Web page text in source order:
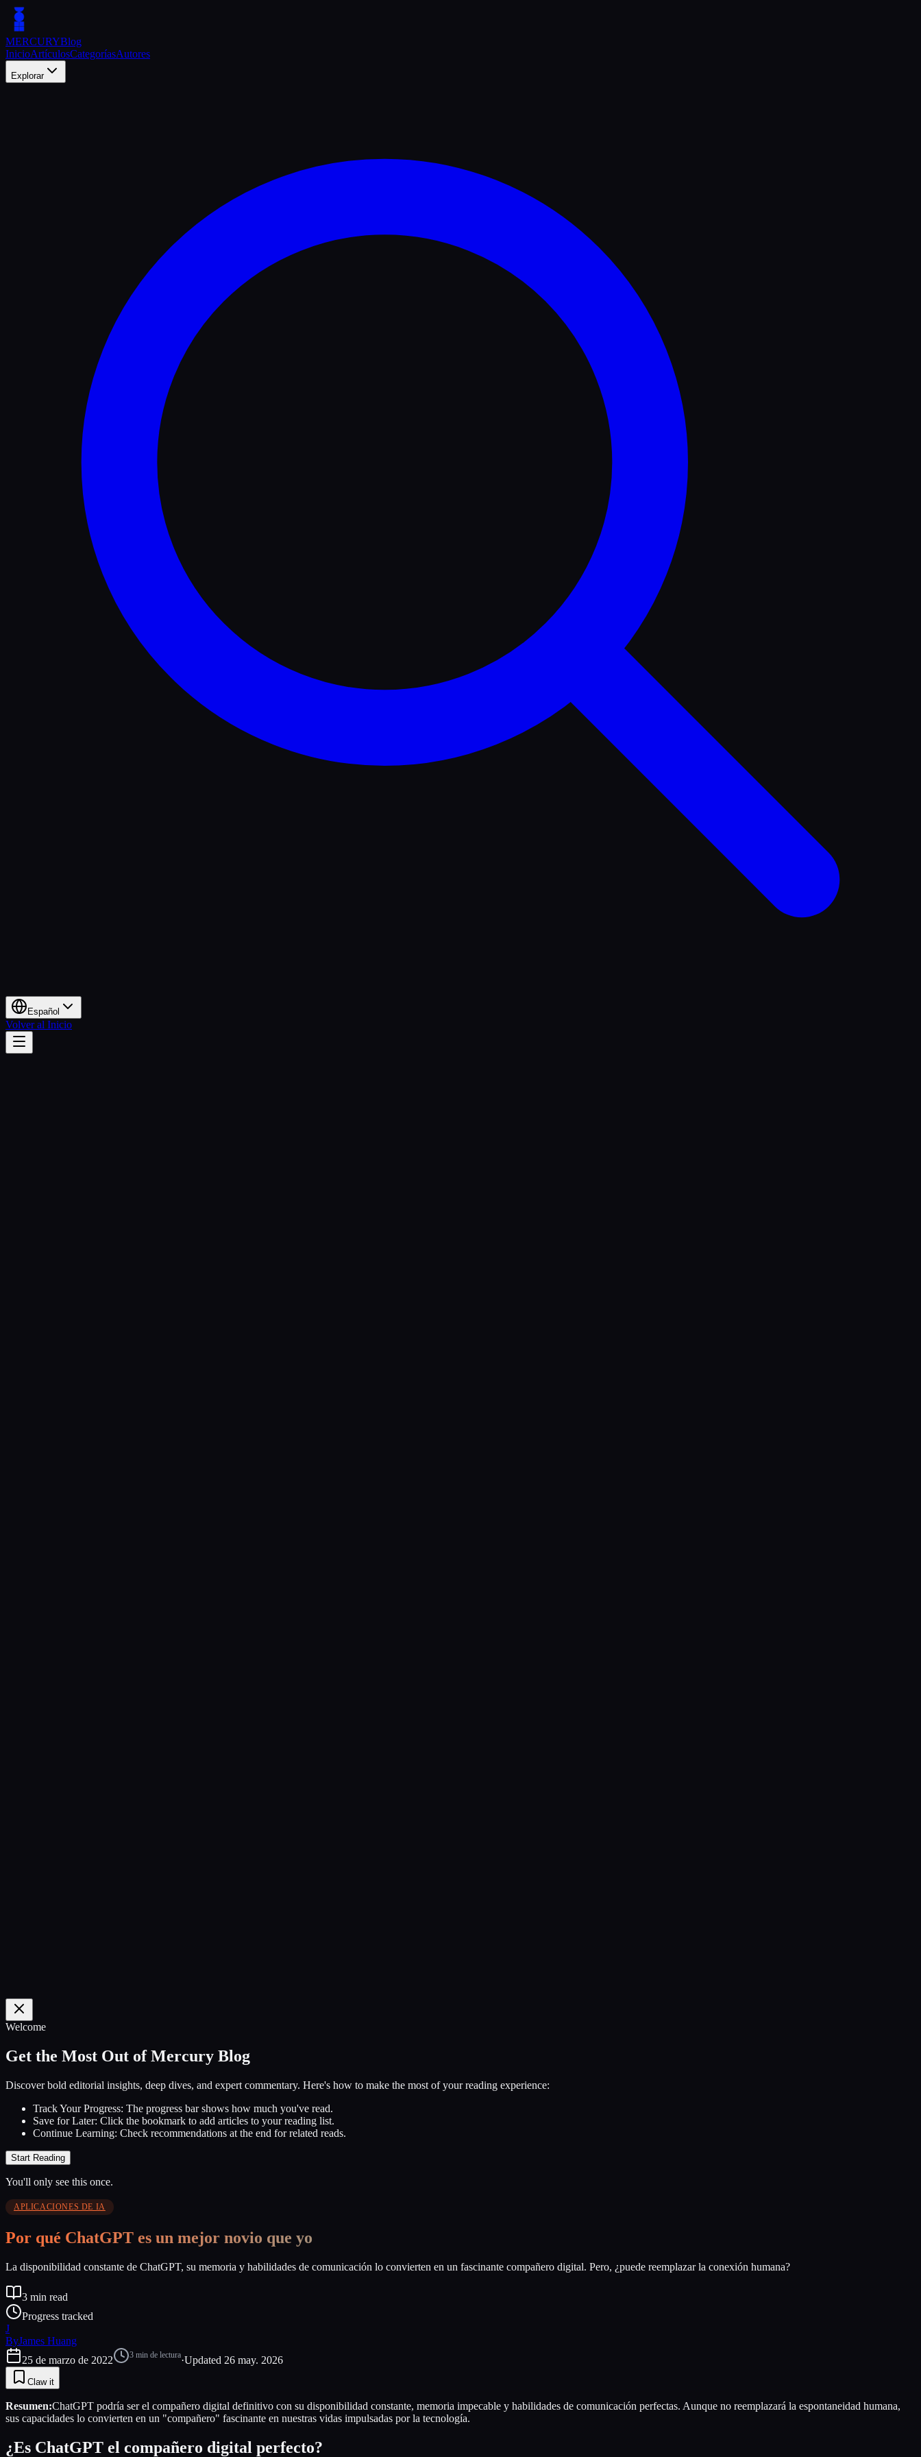
MERCURYBlog
InicioArtículosCategoríasAutores
Explorar
Español
Volver al Inicio
%
Welcome
Get the Most Out of Mercury Blog
Discover bold editorial insights, deep dives, and expert commentary. Here's how to make the most of your reading experience:
Track Your Progress: The progress bar shows how much you've read.
Save for Later: Click the bookmark to add articles to your reading list.
Continue Learning: Check recommendations at the end for related reads.
Start Reading
You'll only see this once.
APLICACIONES DE IA
Por qué ChatGPT es un mejor novio que yo
La disponibilidad constante de ChatGPT, su memoria y habilidades de comunicación lo convierten en un fascinante compañero digital. Pero, ¿puede reemplazar la conexión humana?
3 min read
Progress tracked
J
ByJames Huang
25 de marzo de 2022
3 min de lectura·Updated 26 may. 2026
Claw it
Resumen:ChatGPT podría ser el compañero digital definitivo con su disponibilidad constante, memoria impecable y habilidades de comunicación perfectas. Aunque no reemplazará la espontaneidad humana,
sus capacidades lo convierten en un "compañero" fascinante en nuestras vidas impulsadas por la tecnología.
¿Es ChatGPT el compañero digital perfecto?